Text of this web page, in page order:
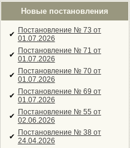
Новые постановления
✔ Постановление № 73 от
01.07.2026
✔ Постановление № 71 от
01.07.2026
✔ Постановление № 70 от
01.07.2026
✔ Постановление № 69 от
01.07.2026
✔ Постановление № 55 от
02.06.2026
✔ Постановление № 38 от
24.04.2026